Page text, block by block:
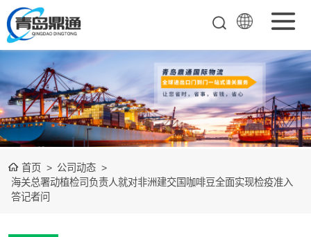
首页 > 公司动态 >
海关总署动植检司负责人就对非洲建交国咖啡豆全面实现检疫准入
答记者问
矿产品进口报关
清关
农副产品进口报
关清关
水产冻品进口报
关
化妆品进口报关